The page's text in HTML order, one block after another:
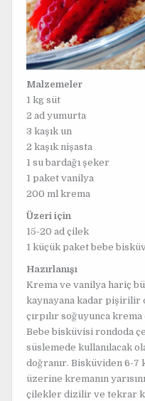
Malzemeler
1 kg süt
2 ad yumurta
3 kaşık un
2 kaşık nişasta
1 su bardağı şeker
1 paket vanilya
200 ml krema
Üzeri için
15-20 ad çilek
1 küçük paket bebe
Hazırlanışı
Krema ve vanilya hariç
kaynayana kadar pişirilir
çırpılır soğuyunca
Bebe bisküvisi rondoda
süslemede kullanılacak
doğranır. Bisküviden 6-7
üzerine kremanın
çilekler dizilir ve tekrar